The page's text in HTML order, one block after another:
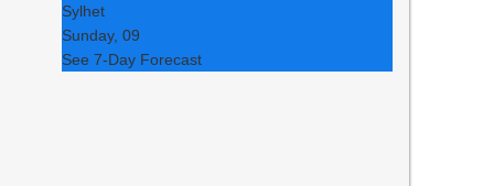
Sylhet
Sunday, 09
See 7-Day Forecast